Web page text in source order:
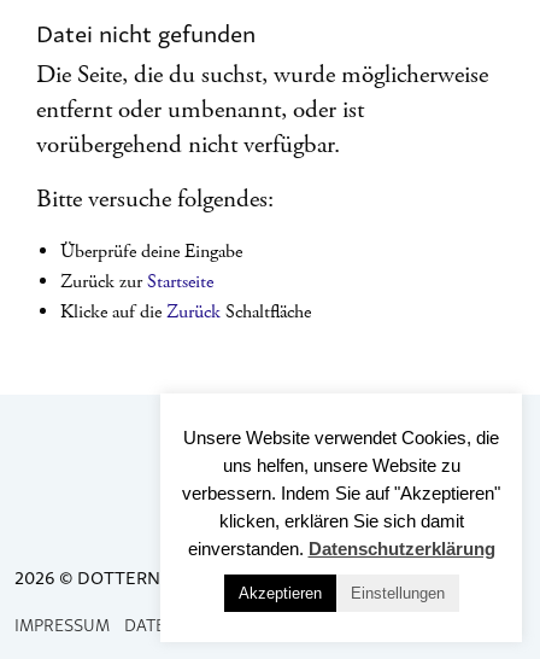
Datei nicht gefunden
Die Seite, die du suchst, wurde möglicherweise
entfernt oder umbenannt, oder ist
vorübergehend nicht verfügbar.
Bitte versuche folgendes:
Überprüfe deine Eingabe
Zurück zurStartseite
Klicke auf dieZurückSchaltfläche
2026 © DOTTERNHAUSEN
IMPRESSUM DATENSCHUTZ
Unsere Website verwendet Cookies, die
uns helfen, unsere Website zu
verbessern. Indem Sie auf "Akzeptieren"
klicken, erklären Sie sich damit
einverstanden. Datenschutzerklärung
Akzeptieren Einstellungen